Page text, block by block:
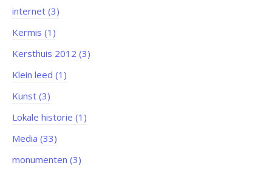
internet (3)
Kermis (1)
Kersthuis 2012 (3)
Klein leed (1)
Kunst (3)
Lokale historie (1)
Media (33)
monumenten (3)